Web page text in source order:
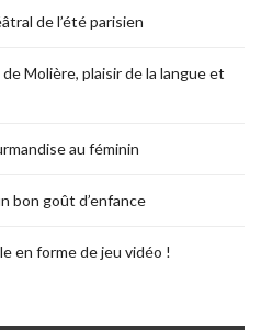
de l’été parisien
Molière, plaisir de la langue et
au féminin
bon goût d’enfance
en forme de jeu vidéo !